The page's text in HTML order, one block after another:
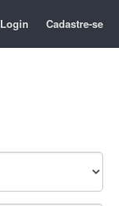
Login Cadastre-se